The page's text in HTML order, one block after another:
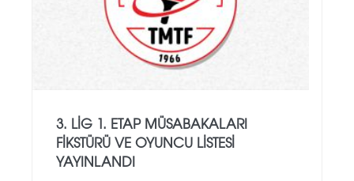
3. LIG 1. ETAP MÜSABAKALARI
FIKSTÜRÜ VE OYUNCU LISTESI
YAYINLANDI